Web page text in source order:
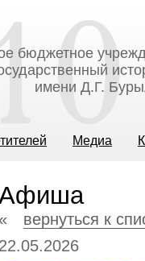
бюджетное
имени Д.Г.
Медиа
« вернуться к
22.05.2026